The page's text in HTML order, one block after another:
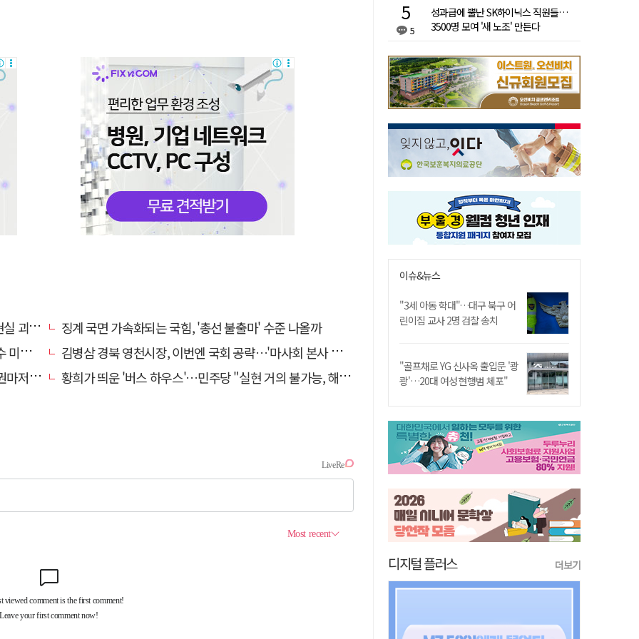
공세
징계 국면 가속화되는 국힘, '총선 불출마' 수준 나올까
력"
김병삼 경북 영천시장, 이번엔 국회 공략…'마사회 본사 이전·광역교통망 확충' 요청
당해"
황희가 띄운 '버스 하우스'…민주당 "실현 거의 불가능, 해프닝으로 봐달라"
5
성과급에 뿔난 SK하이닉스 직원들…
3500명 모여 '새 노조' 만든다
이슈&뉴스
"3세 아동 학대"…대구 북구 어
린이집 교사 2명 검찰 송치
"골프채로 YG 신사옥 출입문 '쾅
쾅'…20대 여성 현행범 체포"
디지털 플러스 더보기